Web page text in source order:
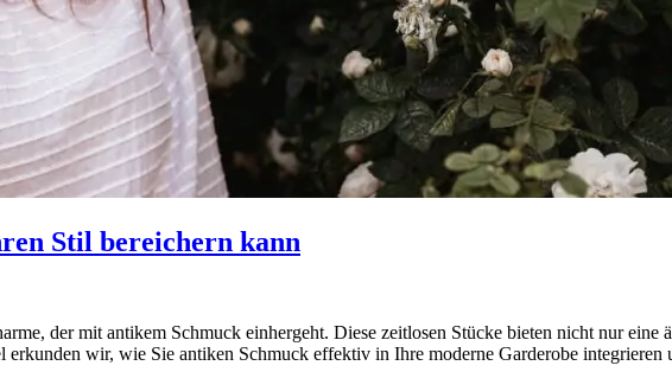
Stil bereichern kann
der mit antikem Schmuck einhergeht. Diese zeitlosen Stücke bieten nicht nur eine
wir, wie Sie antiken Schmuck effektiv in Ihre moderne Garderobe integrieren